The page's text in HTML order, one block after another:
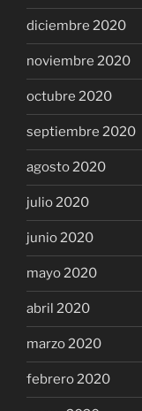
diciembre 2020
noviembre 2020
octubre 2020
septiembre 2020
agosto 2020
julio 2020
junio 2020
mayo 2020
abril 2020
marzo 2020
febrero 2020